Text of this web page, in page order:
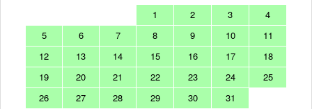
1
2 3
4
5
6 7 8 9 10
11
12
13 14 15 16 17
18
19
20 21 22 23 24
25
26
27 28 29 30 31